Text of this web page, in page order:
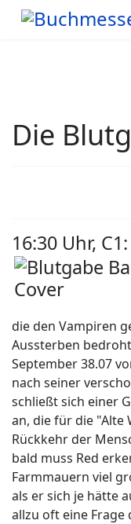
Die
16:30 Uhr,
die den Vampiren
Aussterben
September 38.07
nach seiner
schließt sich einer
an, die für die "Alte
Rückkehr der
bald muss Red
Farmmauern viel
als er sich je hätte
allzu oft eine Frage